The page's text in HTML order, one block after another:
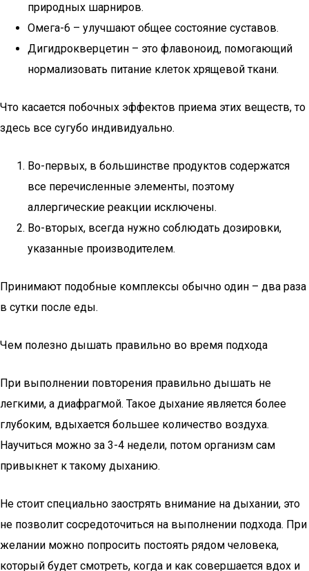
природных шарниров.
Омега-6 – улучшают общее состояние суставов.
Дигидрокверцетин – это флавоноид, помогающий
нормализовать питание клеток хрящевой ткани.
Что касается побочных эффектов приема этих веществ, то
здесь все сугубо индивидуально.
Во-первых, в большинстве продуктов содержатся
все перечисленные элементы, поэтому
аллергические реакции исключены.
Во-вторых, всегда нужно соблюдать дозировки,
указанные производителем.
Принимают подобные комплексы обычно один – два раза
в сутки после еды.
Чем полезно дышать правильно во время подхода
При выполнении повторения правильно дышать не
легкими, а диафрагмой. Такое дыхание является более
глубоким, вдыхается большее количество воздуха.
Научиться можно за 3-4 недели, потом организм сам
привыкнет к такому дыханию.
Не стоит специально заострять внимание на дыхании, это
не позволит сосредоточиться на выполнении подхода. При
желании можно попросить постоять рядом человека,
который будет смотреть, когда и как совершается вдох и